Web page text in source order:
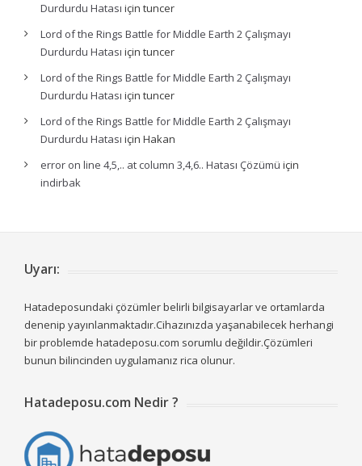
Durdurdu Hatası için tuncer
Lord of the Rings Battle for Middle Earth 2 Çalışmayı
Durdurdu Hatası için tuncer
Lord of the Rings Battle for Middle Earth 2 Çalışmayı
Durdurdu Hatası için tuncer
Lord of the Rings Battle for Middle Earth 2 Çalışmayı
Durdurdu Hatası için Hakan
error on line 4,5,.. at column 3,4,6.. Hatası Çözümü için
indirbak
Uyarı:
Hatadeposundaki çözümler belirli bilgisayarlar ve ortamlarda
denenip yayınlanmaktadır.Cihazınızda yaşanabilecek herhangi
bir problemde hatadeposu.com sorumlu değildir.Çözümleri
bunun bilincinden uygulamanız rica olunur.
Hatadeposu.com Nedir ?